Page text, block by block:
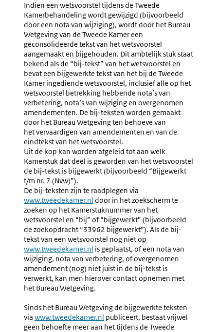
Door
De
Van
State
Over
Een
Nota
Van
Wijziging
Met
Indien een wetsvoorstel tijdens de Tweede
Kamerbehandeling wordt gewijzigd (bijvoorbeeld
door een nota van wijziging), wordt door het Bureau
Wetgeving van de Tweede Kamer een
geconsolideerde tekst van het wetsvoorstel
aangemaakt en bijgehouden. Dit ambtelijk stuk staat
bekend als de “bij-tekst” van het wetsvoorstel en
bevat een bijgewerkte tekst van het bij de Tweede
Kamer ingediende wetsvoorstel, inclusief alle op het
wetsvoorstel betrekking hebbende nota’s van
verbetering, nota’s van wijziging en overgenomen
amendementen. De bij-teksten worden gemaakt
door het Bureau Wetgeving ten behoeve van
het vervaardigen van amendementen en van de
eindtekst van het wetsvoorstel.
Uit de kop kan worden afgeleid tot aan welk
Kamerstuk dat deel is geworden van het wetsvoorstel
de bij-tekst is bijgewerkt (bijvoorbeeld “Bijgewerkt
t/m nr. 7 (Nvw)”).
De bij-teksten zijn te raadplegen via
link:
www.tweedekamer.nl door in het zoekscherm te
zoeken op het Kamerstuknummer van het
wetsvoorstel en “bij” of “bijgewerkt” (bijvoorbeeld
de zoekopdracht “33962 bijgewerkt”). Als de bij-
tekst van een wetsvoorstel nog niet op
link:
www.tweedekamer.nl is geplaatst, of een nota van
wijziging, nota van verbetering, of overgenomen
amendement (nog) niet juist in de bij-tekst is
verwerkt, kan men hierover contact opnemen met
het Bureau Wetgeving.
Sinds het Bureau Wetgeving de bijgewerkte teksten
via Externe
link:
www.tweedekamer.nl publiceert, bestaat vrijwel
geen behoefte meer aan het tijdens de Tweede